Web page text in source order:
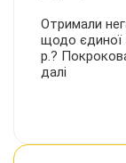
Отримали
щодо єдиної
р.?
далі